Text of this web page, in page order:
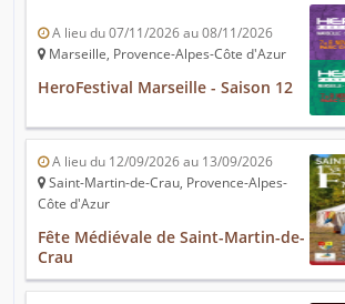
A lieu du 07/11/2026 au 08/11/2026
Marseille, Provence-Alpes-Côte d'Azur
HeroFestival Marseille - Saison 12
A lieu du 12/09/2026 au 13/09/2026
Saint-Martin-de-Crau, Provence-Alpes-
Côte d'Azur
Fête Médiévale de Saint-Martin-de-
Crau